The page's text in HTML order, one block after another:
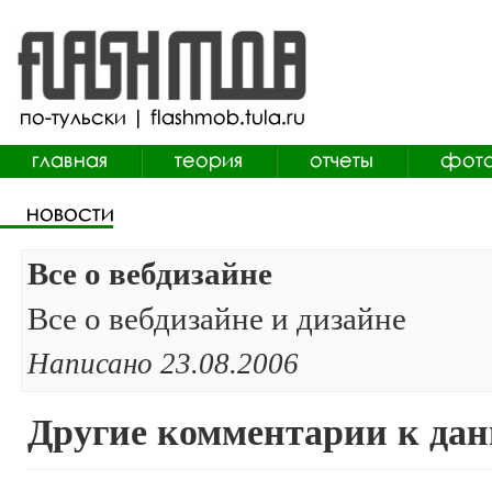
Все о вебдизайне
Все о вебдизайне и дизайне
Написано 23.08.2006
Другие комментарии к